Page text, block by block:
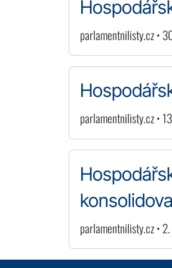
parlamentnilisty.cz •
parlamentnilisty.cz •
parlamentnilisty.cz •